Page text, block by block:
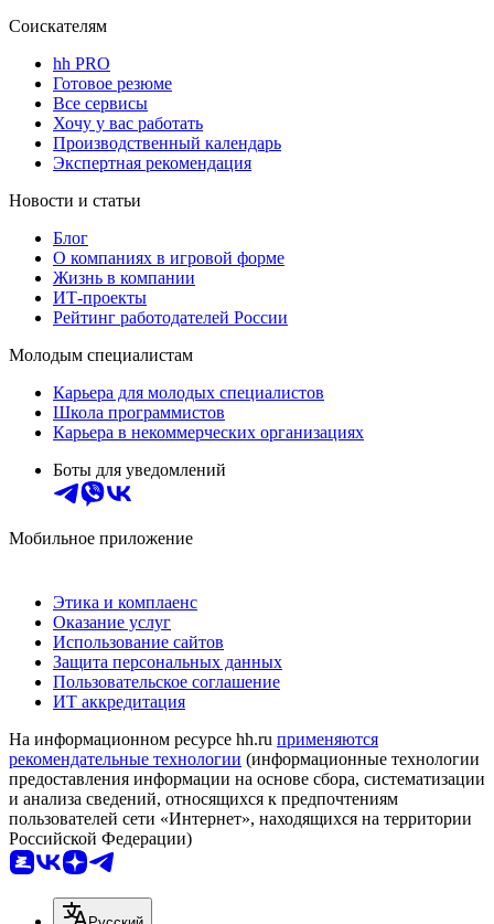
Соискателям
hh PRO
Готовое резюме
Все сервисы
Хочу у вас работать
Производственный календарь
Экспертная рекомендация
Новости и статьи
Блог
О компаниях в игровой форме
Жизнь в компании
ИТ-проекты
Рейтинг работодателей России
Молодым специалистам
Карьера для молодых специалистов
Школа программистов
Карьера в некоммерческих организациях
Боты для уведомлений
Мобильное приложение
Этика и комплаенс
Оказание услуг
Использование сайтов
Защита персональных данных
Пользовательское соглашение
ИТ аккредитация
На информационном ресурсе hh.ru применяются
рекомендательные технологии (информационные технологии
предоставления информации на основе сбора, систематизации
и анализа сведений, относящихся к предпочтениям
пользователей сети «Интернет», находящихся на территории
Российской Федерации)